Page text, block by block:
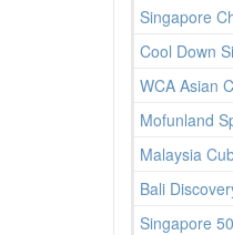
Singapore
Cool Down
WCA Asian
Mofunland
Malaysia
Bali
Singapore